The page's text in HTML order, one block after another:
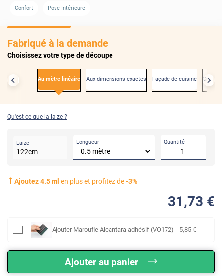
Confort Pose Intérieure
Fabriqué à la demande
Choisissez votre type de découpe
Au mètre linéaire Aux dimensions exactes Façade de cuisine
Qu'est-ce que la laize ?
Laize
122cm
Longueur Quantité
Ajoutez4.5ml en plus et profitez de-3%
31 ,73 €
Ajouter Maroufle Alcantara adhésif (VO172) - 5,85 €
Ajouter au panier